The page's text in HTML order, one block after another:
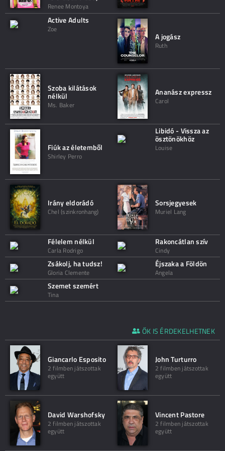
Renee Montoya
Active Adults
Zoe
A jogász
Ruth
Szoba kilátások
nélkül
Ms. Baker
Ananász expressz
Carol
Fiúk az életemből
Shirley Perro
Libidó - Vissza az
ösztönökhöz
Louise
Irány eldorádó
Chel (szinkronhang)
Sorsjegyesek
Muriel Lang
Félelem nélkül
Carla Rodrigo
Rakoncátlan szív
Cindy
Zsákolj, ha tudsz!
Gloria Clemente
Éjszaka a Földön
Angela
Szemet szemért
Tina
ŐK IS ÉRDEKELHETNEK
Giancarlo Esposito
2 filmben játszottak
együtt
John Turturro
2 filmben játszottak
együtt
David Warshofsky
2 filmben játszottak
együtt
Vincent Pastore
2 filmben játszottak
együtt